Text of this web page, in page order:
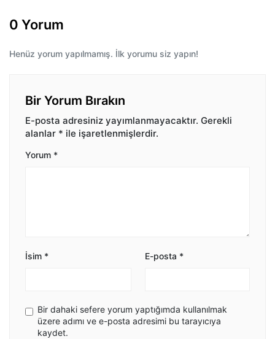
0 Yorum
Henüz yorum yapılmamış. İlk yorumu siz yapın!
Bir Yorum Bırakın
E-posta adresiniz yayımlanmayacaktır. Gerekli
alanlar * ile işaretlenmişlerdir.
Yorum *
İsim * E-posta *
Bir dahaki sefere yorum yaptığımda kullanılmak
üzere adımı ve e-posta adresimi bu tarayıcıya
kaydet.